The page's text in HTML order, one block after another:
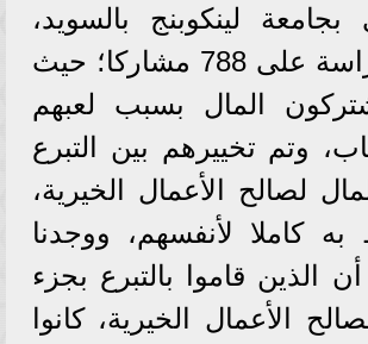
لينكوبنج بالسويد،
«أجرينا الدراسة على 788 مشاركا؛ حيث
المال بسبب لعبهم
وتم تخييرهم بين التبرع
لصالح الأعمال الخيرية،
به كاملا لأنفسهم، ووجدنا
أن الذين قاموا بالتبرع بجزء
الأعمال الخيرية، كانوا